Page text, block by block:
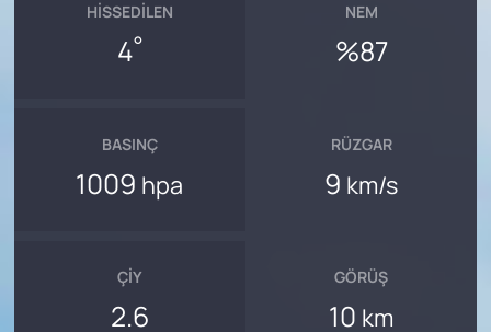
HISSEDILEN
4°
NEM
%87
BASINÇ
1009 hpa
RÜZGAR
9 km/s
ÇIY
2.6
GÖRÜŞ
10 km